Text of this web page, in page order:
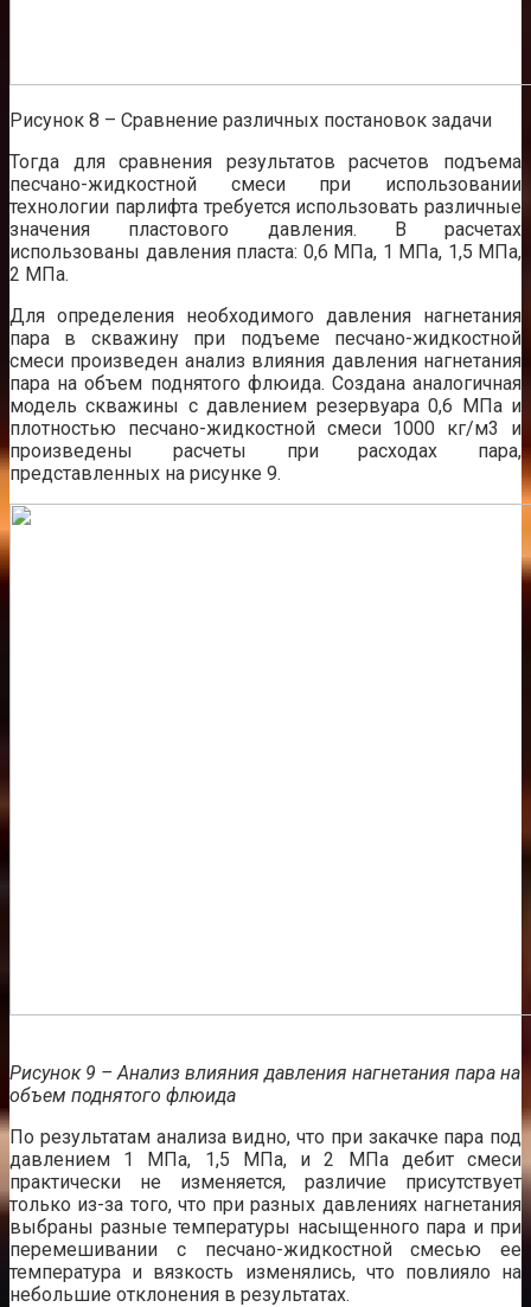
Рисунок 8 – Сравнение различных постановок задачи
Тогда для сравнения результатов расчетов подъема
песчано-жидкостной смеси при использовании
технологии парлифта требуется использовать различные
значения пластового давления. В расчетах
использованы давления пласта: 0,6 МПа, 1 МПа, 1,5 МПа,
2 МПа.
Для определения необходимого давления нагнетания
пара в скважину при подъеме песчано-жидкостной
смеси произведен анализ влияния давления нагнетания
пара на объем поднятого флюида. Создана аналогичная
модель скважины с давлением резервуара 0,6 МПа и
плотностью песчано-жидкостной смеси 1000 кг/м3 и
произведены расчеты при расходах пара,
представленных на рисунке 9.
Рисунок 9 – Анализ влияния давления нагнетания пара на
объем поднятого флюида
По результатам анализа видно, что при закачке пара под
давлением 1 МПа, 1,5 МПа, и 2 МПа дебит смеси
практически не изменяется, различие присутствует
только из-за того, что при разных давлениях нагнетания
выбраны разные температуры насыщенного пара и при
перемешивании с песчано-жидкостной смесью ее
температура и вязкость изменялись, что повлияло на
небольшие отклонения в результатах.